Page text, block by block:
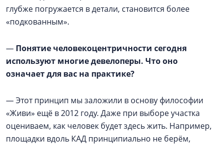
глубже погружается в детали, становится более
«подкованным».
— Понятие человекоцентричности сегодня
используют многие девелоперы. Что оно
означает для вас на практике?
— Этот принцип мы заложили в основу философии
«Живи» ещё в 2012 году. Даже при выборе участка
оцениваем, как человек будет здесь жить. Например,
площадки вдоль КАД принципиально не берём,